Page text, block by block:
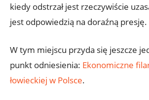
kiedy odstrzał jest rzeczywiście
jest odpowiedzią na doraźną presję.
W tym miejscu przyda się jeszcze
punkt odniesienia: Ekonomiczne
łowieckiej w Polsce.